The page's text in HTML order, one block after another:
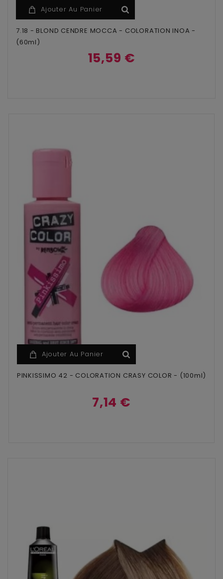
Ajouter Au Panier
7.18 - BLOND CENDRE MOCCA - COLORATION INOA -
(60ml)
15,59 €
Ajouter Au Panier
PINKISSIMO 42 - COLORATION CRASY COLOR - (100ml)
7,14 €